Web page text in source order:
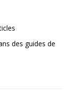
des guides de